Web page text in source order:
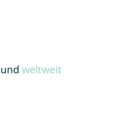
und weltweit